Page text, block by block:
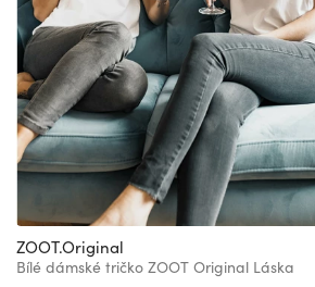
ZOOT.Original
Bílé dámské tričko ZOOT Original Láska